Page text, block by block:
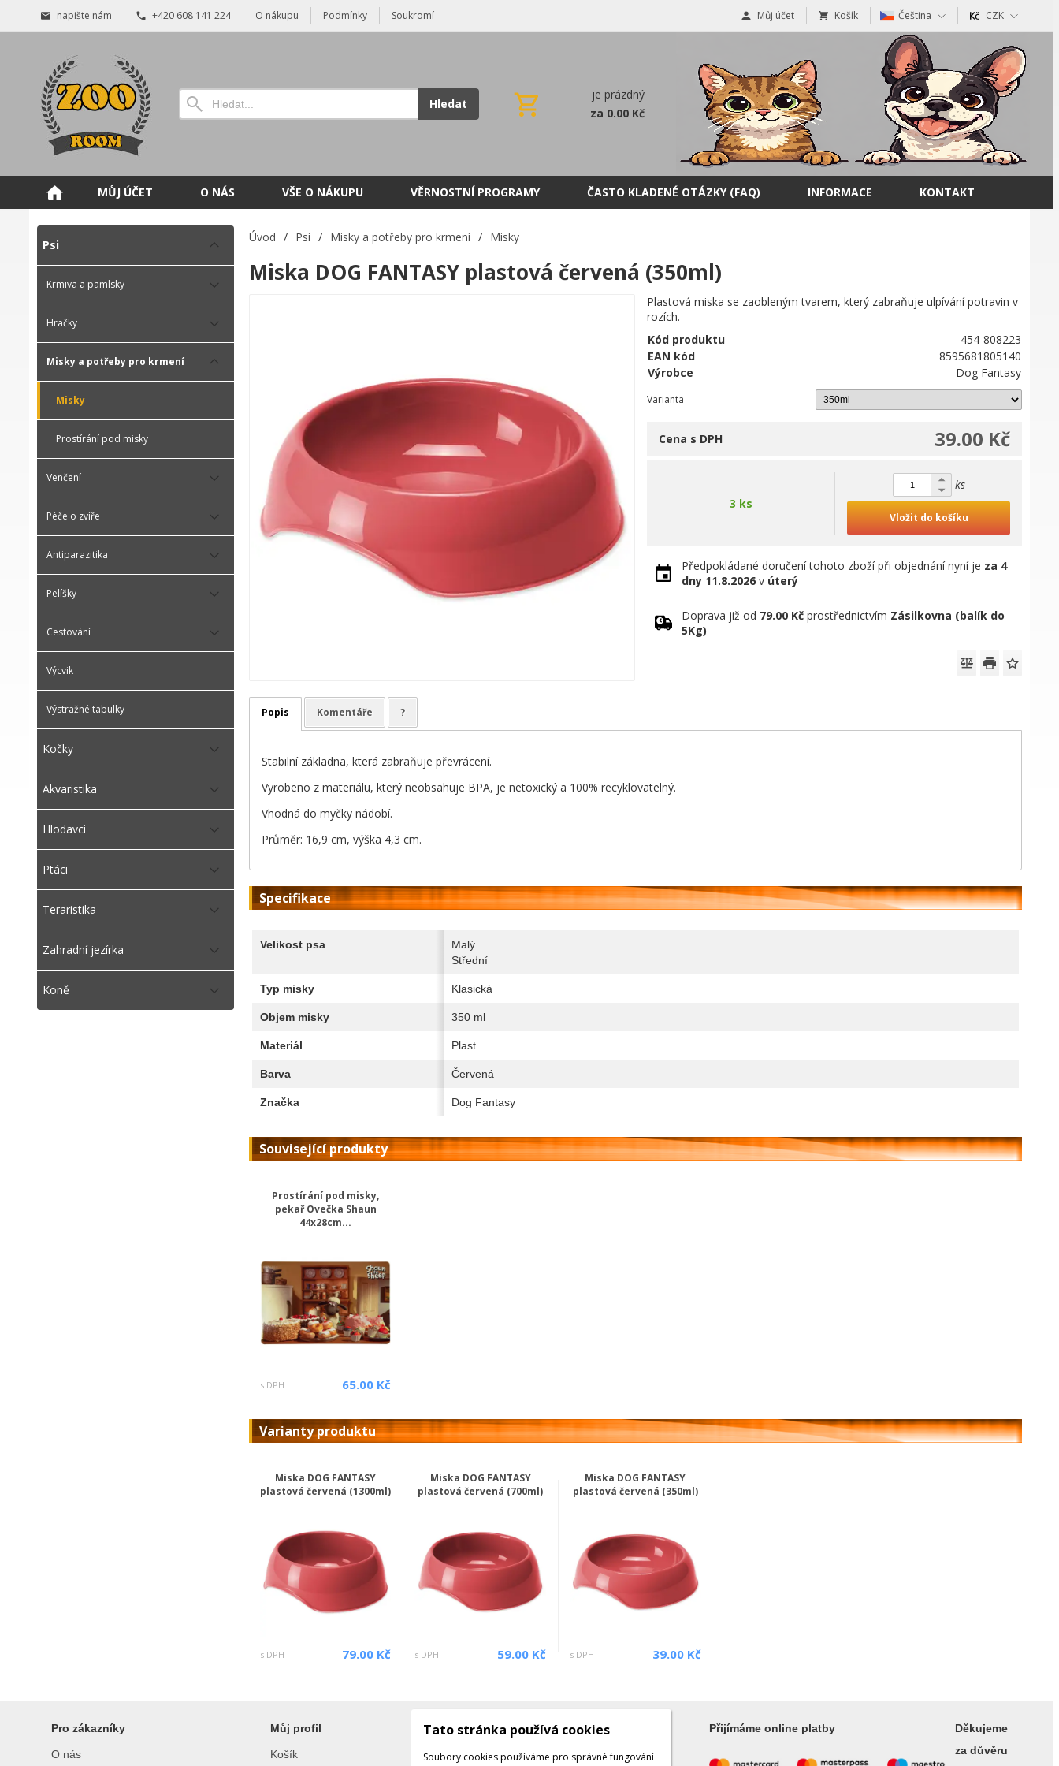
napište nám +420 608 141 224 O nákupu Podmínky Soukromí Můj účet Košík Čeština CZK
Hledat
je prázdný
za 0.00 Kč
MŮJ ÚČET O NÁS VŠE O NÁKUPU VĚRNOSTNÍ PROGRAMY ČASTO KLADENÉ OTÁZKY (FAQ) INFORMACE KONTAKT
Psi
Krmiva a pamlsky
Hračky
Misky a potřeby pro krmení
Misky
Prostírání pod misky
Venčení
Péče o zvíře
Antiparazitika
Pelíšky
Cestování
Výcvik
Výstražné tabulky
Kočky
Akvaristika
Hlodavci
Ptáci
Teraristika
Zahradní jezírka
Koně
Úvod / Psi / Misky a potřeby pro krmení / Misky
Miska DOG FANTASY plastová červená (350ml)
Plastová miska se zaobleným tvarem, který zabraňuje ulpívání potravin v
rozích.
Kód produktu
454-808223
EAN kód
8595681805140
Výrobce
Dog Fantasy
Varianta
39.00 Kč
Cena s DPH
3 ks
ks
Vložit do košíku
Předpokládané doručení tohoto zboží při objednání nyní je za 4
dny 11.8.2026 v úterý
Doprava již od 79.00 Kč prostřednictvím Zásilkovna (balík do
5Kg)
Popis Komentáře ?
Stabilní základna, která zabraňuje převrácení.
Vyrobeno z materiálu, který neobsahuje BPA, je netoxický a 100% recyklovatelný.
Vhodná do myčky nádobí.
Průměr: 16,9 cm, výška 4,3 cm.
Specifikace
Velikost psa
Malý
Střední
Typ misky Klasická
Objem misky 350 ml
Materiál Plast
Barva Červená
Značka Dog Fantasy
Související produkty
Prostírání pod misky,
pekař Ovečka Shaun
44x28cm...
s DPH 65.00 Kč
Varianty produktu
Miska DOG FANTASY
plastová červená (1300ml)
s DPH 79.00 Kč
Miska DOG FANTASY
plastová červená (700ml)
s DPH 59.00 Kč
Miska DOG FANTASY
plastová červená (350ml)
s DPH 39.00 Kč
Pro zákazníky
O nás
Můj profil
Košík
Kontakty
Kontaktujte nás
Přijímáme online platby
Děkujeme
za důvěru
Tato stránka používá cookies
Soubory cookies používáme pro správné fungování